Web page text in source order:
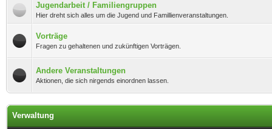
Jugendarbeit / Familiengruppen
Hier dreht sich alles um die Jugend und Famillienveranstaltungen.
Vorträge
Fragen zu gehaltenen und zukünftigen Vorträgen.
Andere Veranstaltungen
Aktionen, die sich nirgends einordnen lassen.
Verwaltung